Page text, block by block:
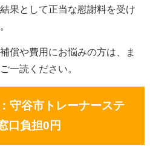
果として正当な慰謝料を受け
償や費用にお悩みの方は、ま
一読ください。
守谷市トレーナーステ
口負担0円